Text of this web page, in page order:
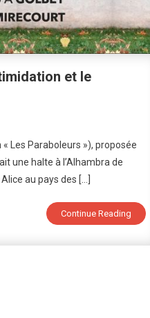
et le
Les Paraboleurs »), proposée
une halte à l’Alhambra de
au pays des […]
Continue Reading